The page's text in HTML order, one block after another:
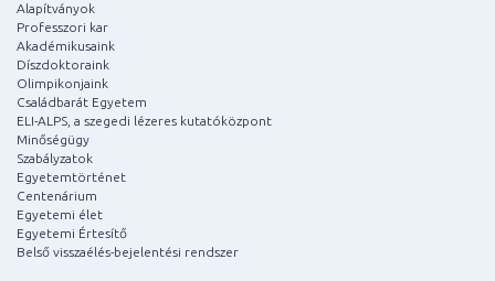
Alapítványok
Professzori kar
Akadémikusaink
Díszdoktoraink
Olimpikonjaink
Családbarát Egyetem
ELI-ALPS, a szegedi lézeres kutatóközpont
Minőségügy
Szabályzatok
Egyetemtörténet
Centenárium
Egyetemi élet
Egyetemi Értesítő
Belső visszaélés-bejelentési rendszer